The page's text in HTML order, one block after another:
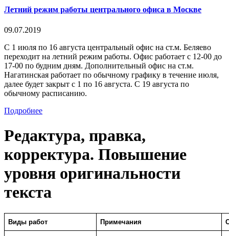
Летний режим работы центрального офиса в Москве
09.07.2019
С 1 июля по 16 августа центральный офис на ст.м. Беляево
переходит на летний режим работы. Офис работает с 12-00 до
17-00 по будним дням. Дополнительный офис на ст.м.
Нагатинская работает по обычному графику в течение июля,
далее будет закрыт с 1 по 16 августа. С 19 августа по
обычному расписанию.
Подробнее
Редактура, правка,
корректура. Повышение
уровня оригинальности
текста
Виды работ Примечания